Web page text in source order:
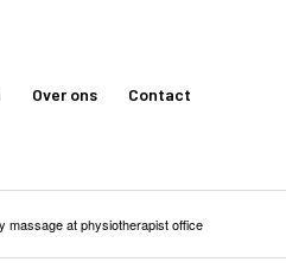
Over ons Contact
massage at physiotherapist office